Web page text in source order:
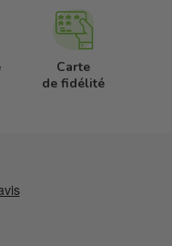
Carte
de fidélité